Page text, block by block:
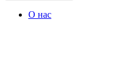
О нас